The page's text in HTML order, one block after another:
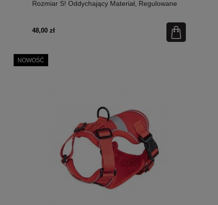
Rozmiar S! Oddychający Materiał, Regulowane
48,00 zł
NOWOŚĆ